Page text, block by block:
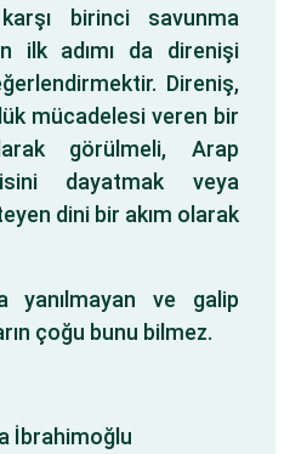
birinci savunma
ilk adımı da direnişi
Direniş,
mücadelesi veren bir
görülmeli, Arap
dayatmak veya
dini bir akım olarak
yanılmayan ve galip
çoğu bunu bilmez.
İbrahimoğlu